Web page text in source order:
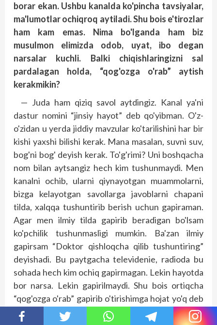
borar ekan. Ushbu kanalda ko'pincha tavsiyalar,
ma'lumotlar ochiqroq aytiladi. Shu bois e'tirozlar
ham kam emas. Nima bo'lganda ham biz
musulmon elimizda odob, uyat, ibo degan
narsalar kuchli. Balki chiqishlaringizni sal
pardalagan holda, “qog'ozga o'rab” aytish
kerakmikin?
— Juda ham qiziq savol aytdingiz. Kanal ya'ni
dastur nomini “jinsiy hayot” deb qo'yibman. O'z-
o'zidan u yerda jiddiy mavzular ko'tarilishini har bir
kishi yaxshi bilishi kerak. Mana masalan, suvni suv,
bog'ni bog' deyish kerak. To'g'rimi? Uni boshqacha
nom bilan aytsangiz hech kim tushunmaydi. Men
kanalni ochib, ularni qiynayotgan muammolarni,
bizga kelayotgan savollarga javoblarni chapani
tilda, xalqqa tushuntirib berish uchun gapiraman.
Agar men ilmiy tilda gapirib beradigan bo'lsam
ko'pchilik tushunmasligi mumkin. Ba'zan ilmiy
gapirsam “Doktor qish­loqcha qilib tushuntiring”
deyishadi. Bu paytgacha televidenie, radioda bu
sohada hech kim ochiq gapirmagan. Lekin hayotda
bor narsa. Lekin gapirilmaydi. Shu bois ortiqcha
“qog'ozga o'rab” gapirib o'tirishimga hojat yo'q deb
hisoblayman.